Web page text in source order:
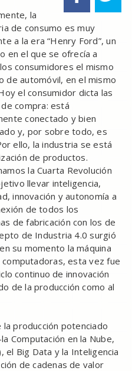
la
de consumo es muy
a la era “Henry Ford”, un
en el que se ofrecía a
consumidores el mismo
de automóvil, en el mismo
el consumidor dicta las
compra: está
conectado y bien
y, por sobre todo, es
ello, la industria se está
de productos.
la Cuarta Revolución
llevar inteligencia,
innovación y autonomía a
de todos los
de fabricación con los de
de Industria 4.0 surgió
su momento la máquina
esta vez fue
continuo de innovación
de la producción como al
producción potenciado
Computación en la Nube,
el Big Data y la Inteligencia
de cadenas de valor